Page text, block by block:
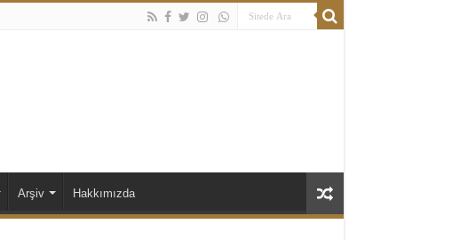
Arşiv Hakkımızda